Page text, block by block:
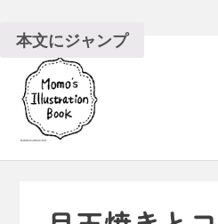
本文にジャンプ